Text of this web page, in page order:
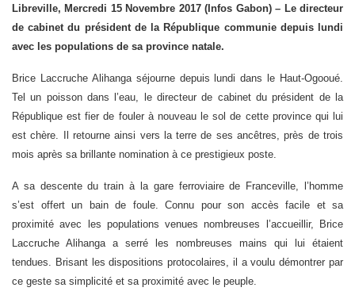
Libreville, Mercredi 15 Novembre 2017 (Infos Gabon) – Le directeur
de cabinet du président de la République communie depuis lundi
avec les populations de sa province natale.
Brice Laccruche Alihanga séjourne depuis lundi dans le Haut-Ogooué.
Tel un poisson dans l’eau, le directeur de cabinet du président de la
République est fier de fouler à nouveau le sol de cette province qui lui
est chère. Il retourne ainsi vers la terre de ses ancêtres, près de trois
mois après sa brillante nomination à ce prestigieux poste.
A sa descente du train à la gare ferroviaire de Franceville, l’homme
s’est offert un bain de foule. Connu pour son accès facile et sa
proximité avec les populations venues nombreuses l’accueillir, Brice
Laccruche Alihanga a serré les nombreuses mains qui lui étaient
tendues. Brisant les dispositions protocolaires, il a voulu démontrer par
ce geste sa simplicité et sa proximité avec le peuple.